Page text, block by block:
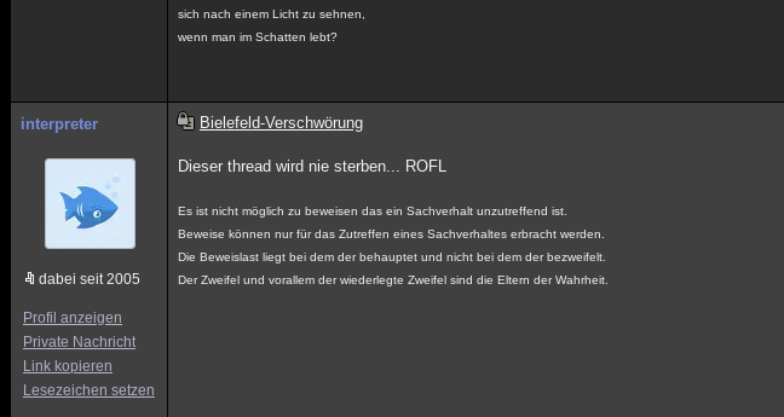
sich nach einem Licht zu sehnen,
wenn man im Schatten lebt?
interpreter
dabei seit 2005
Profil anzeigen
Private Nachricht
Link kopieren
Lesezeichen setzen
Bielefeld-Verschwörung
Dieser thread wird nie sterben... ROFL
Es ist nicht möglich zu beweisen das ein Sachverhalt unzutreffend ist.
Beweise können nur für das Zutreffen eines Sachverhaltes erbracht werden.
Die Beweislast liegt bei dem der behauptet und nicht bei dem der bezweifelt.
Der Zweifel und vorallem der wiederlegte Zweifel sind die Eltern der Wahrheit.